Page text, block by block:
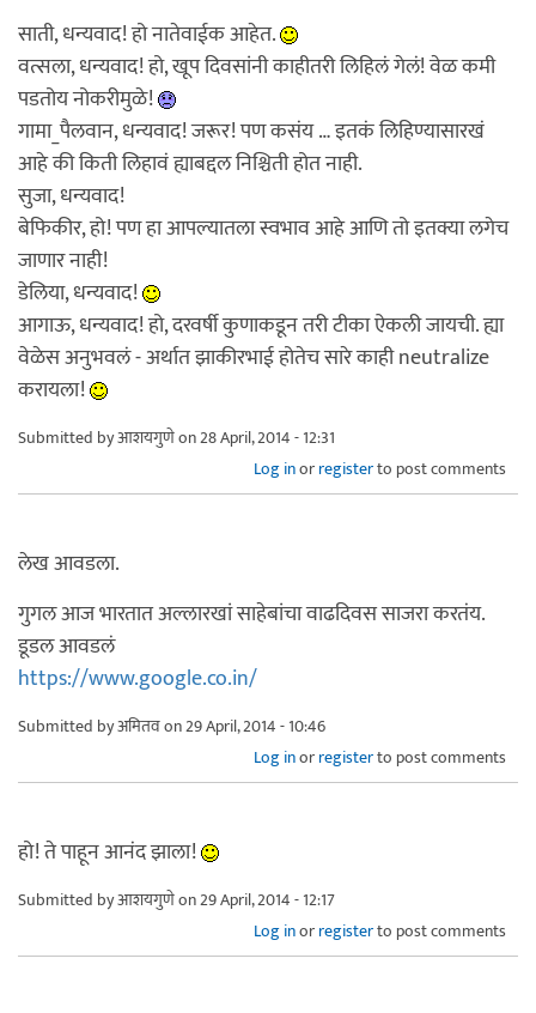
साती, धन्यवाद! हो नातेवाईक आहेत.
वत्सला, धन्यवाद! हो, खूप दिवसांनी काहीतरी लिहिलं गेलं! वेळ कमी
पडतोय नोकरीमुळे!
गामा_पैलवान, धन्यवाद! जरूर! पण कसंय … इतकं लिहिण्यासारखं
आहे की किती लिहावं ह्याबद्दल निश्चिती होत नाही.
सुजा, धन्यवाद!
बेफिकीर, हो! पण हा आपल्यातला स्वभाव आहे आणि तो इतक्या लगेच
जाणार नाही!
डेलिया, धन्यवाद!
आगाऊ, धन्यवाद! हो, दरवर्षी कुणाकडून तरी टीका ऐकली जायची. ह्या
वेळेस अनुभवलं - अर्थात झाकीरभाई होतेच सारे काही neutralize
करायला!
Submitted byआशयगुणेon 28 April, 2014 - 12:31
Log inorregisterto post comments
लेख आवडला.
गुगल आज भारतात अल्लारखां साहेबांचा वाढदिवस साजरा करतंय.
डूडल आवडलं
https://www.google.co.in/
Submitted byअमितवon 29 April, 2014 - 10:46
Log inorregisterto post comments
हो! ते पाहून आनंद झाला!
Submitted byआशयगुणेon 29 April, 2014 - 12:17
Log inorregisterto post comments